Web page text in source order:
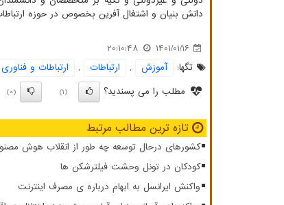
دانش بنیان و اشتغال آفرین بخصوص در حوزه
1401/01/16
20:10:48
تگها:
آموزش , ارتباطات , ارتباطات و
مطلب را می پسندید؟
(1)
(0)
تازه ترین مطالب مرتبط
کشورهای درحال توسعه چه طور از انقلاب هوش
کودکان در تونل وحشت فیلترشکن ها
واکنش ایرانسل به ابهام درباره ی مصرف اینترنت